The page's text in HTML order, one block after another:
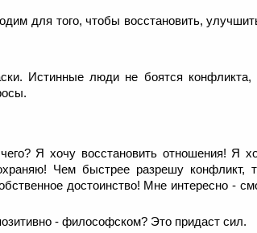
для того, чтобы восстановить,
Истинные люди не боятся конфликта,
Я хочу восстановить отношения! Я
Чем быстрее разрешу конфликт,
достоинство! Мне интересно -
- философском? Это придаст сил.